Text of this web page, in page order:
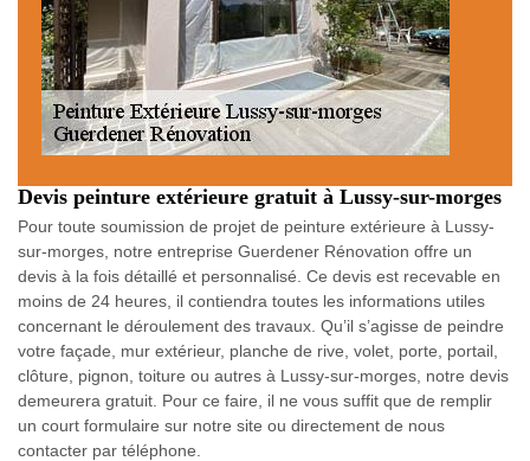
Devis peinture extérieure gratuit à Lussy-sur-morges
Pour toute soumission de projet de peinture extérieure à Lussy-
sur-morges, notre entreprise Guerdener Rénovation offre un
devis à la fois détaillé et personnalisé. Ce devis est recevable en
moins de 24 heures, il contiendra toutes les informations utiles
concernant le déroulement des travaux. Qu’il s’agisse de peindre
votre façade, mur extérieur, planche de rive, volet, porte, portail,
clôture, pignon, toiture ou autres à Lussy-sur-morges, notre devis
demeurera gratuit. Pour ce faire, il ne vous suffit que de remplir
un court formulaire sur notre site ou directement de nous
contacter par téléphone.